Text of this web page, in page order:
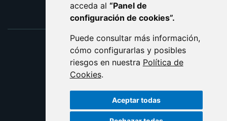
acceda al “Panel de
configuración de cookies”.
Puede consultar más información,
cómo configurarlas y posibles
riesgos en nuestra Política de
Cookies.
Aceptar todas